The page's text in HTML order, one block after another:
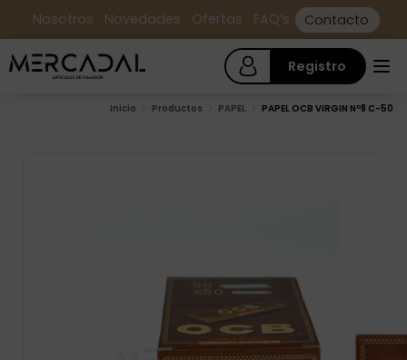
Nosotros Novedades Ofertas FAQ’s Contacto
Registro
Inicio Productos PAPEL PAPEL OCB VIRGIN Nº8 C-50